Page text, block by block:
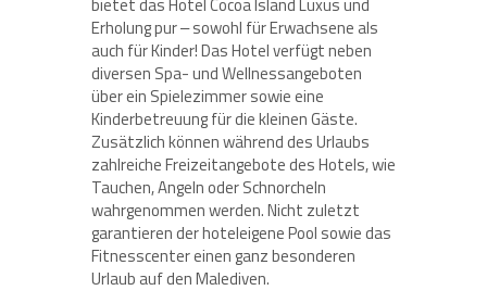
Erholung pur ‒ sowohl für Erwachsene als
auch für Kinder! Das Hotel verfügt neben
diversen Spa- und Wellnessangeboten
über ein Spielezimmer sowie eine
Kinderbetreuung für die kleinen Gäste.
Zusätzlich können während des Urlaubs
zahlreiche Freizeitangebote des Hotels, wie
Tauchen, Angeln oder Schnorcheln
wahrgenommen werden. Nicht zuletzt
garantieren der hoteleigene Pool sowie das
Fitnesscenter einen ganz besonderen
Urlaub auf den Malediven.